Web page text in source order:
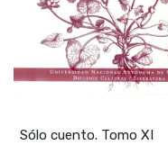
Sólo cuento. Tomo XI